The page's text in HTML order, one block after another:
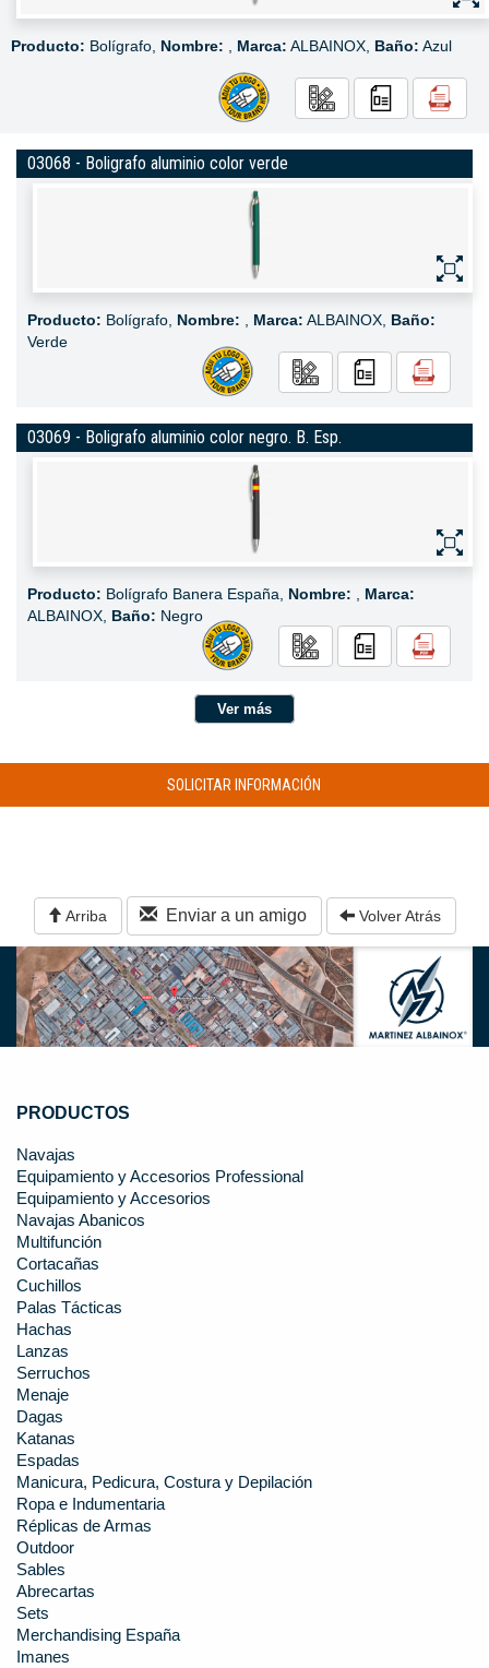
Producto: Bolígrafo, Nombre: Marca: ALBAINOX, Baño: Azul
03068 - Boligrafo aluminio color verde
Producto: Bolígrafo, Nombre: Marca: ALBAINOX, Baño:
Verde
03069 - Boligrafo aluminio color negro. B. Esp.
Producto: Bolígrafo Banera España, Nombre:
Marca:
ALBAINOX, Baño: Negro
Ver más
SOLICITAR INFORMACIÓN
Arriba Enviar a un amigo Volver Atrás
PRODUCTOS
Navajas
Equipamiento y Accesorios Professional
Equipamiento y Accesorios
Navajas Abanicos
Multifunción
Cortacañas
Cuchillos
Palas Tácticas
Hachas
Lanzas
Serruchos
Menaje
Dagas
Katanas
Espadas
Manicura, Pedicura, Costura y Depilación
Ropa e Indumentaria
Réplicas de Armas
Outdoor
Sables
Abrecartas
Sets
Merchandising España
Imanes